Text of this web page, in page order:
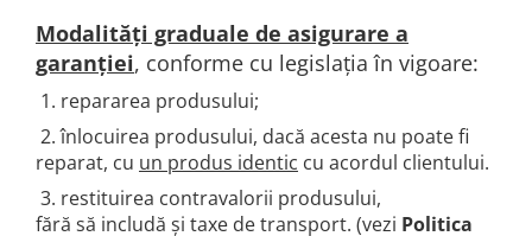
Modalități graduale de asigurare a
garanției, conforme cu legislația în vigoare:
1. repararea produsului;
2. înlocuirea produsului, dacă acesta nu poate fi
reparat, cu un produs identic cu acordul clientului.
3. restituirea contravalorii produsului,
fără să includă și taxe de transport. (vezi Politica